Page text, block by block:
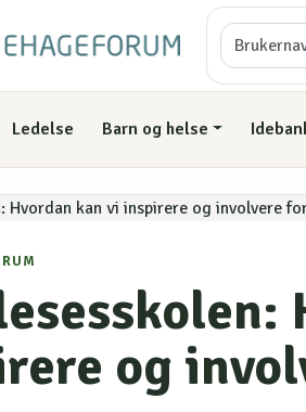
Ledelse Barn og helse
og